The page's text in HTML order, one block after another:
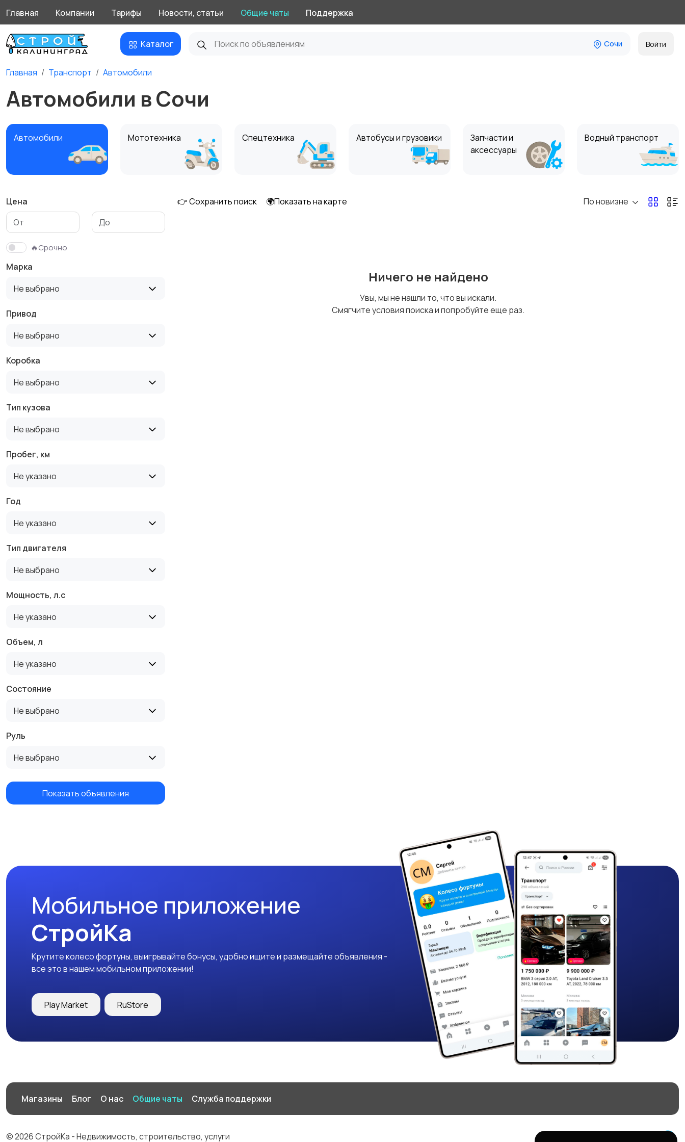
Главная Компании Тарифы Новости, статьи Общие чаты Поддержка
Каталог Сочи Войти
Главная Транспорт Автомобили
Автомобили в Сочи
Автомобили Мототехника Спецтехника Автобусы и грузовики
Запчасти и
аксессуары
Водный транспорт
Цена
🔥Срочно
Марка
Не выбрано
Привод
Не выбрано
Коробка
Не выбрано
Тип кузова
Не выбрано
Пробег, км
Не указано
Год
Не указано
Тип двигателя
Не выбрано
Мощность, л.с
Не указано
Объем, л
Не указано
Состояние
Не выбрано
Руль
Не выбрано
Показать объявления
👉 Сохранить поиск 🌍Показать на карте По новизне
Ничего не найдено
Увы, мы не нашли то, что вы искали.
Смягчите условия поиска и попробуйте еще раз.
Мобильное приложение
СтройКа
Крутите колесо фортуны, выигрывайте бонусы, удобно ищите и размещайте объявления -
все это в нашем мобильном приложении!
Play Market RuStore
Магазины Блог О нас Общие чаты Служба поддержки
© 2026 СтройКа - Недвижимость, строительство, услуги